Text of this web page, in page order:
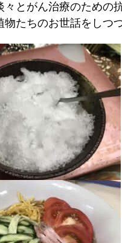
々とがん治療のための
物たちのお世話をしつ